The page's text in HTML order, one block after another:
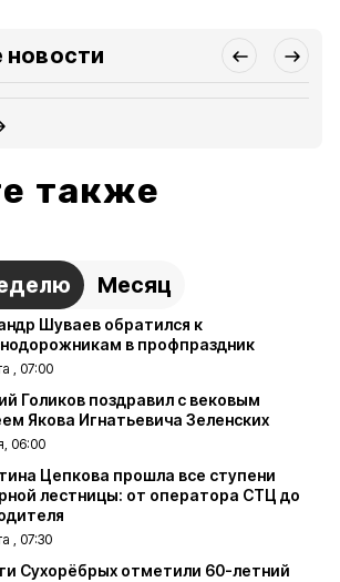
новости
также
Месяц
Шуваев обратился к
в профпраздник
, 07:00
Голиков поздравил с вековым
Якова Игнатьевича Зеленских
06:00
Цепкова прошла все ступени
лестницы: от оператора СТЦ до
, 07:30
Сухорёбрых отметили 60-летний